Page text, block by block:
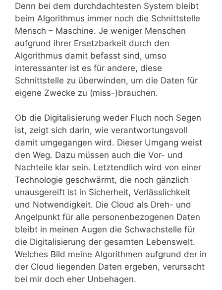
Denn bei dem durchdachtesten System bleibt
beim Algorithmus immer noch die Schnittstelle
Mensch – Maschine. Je weniger Menschen
aufgrund ihrer Ersetzbarkeit durch den
Algorithmus damit befasst sind, umso
interessanter ist es für andere, diese
Schnittstelle zu überwinden, um die Daten für
eigene Zwecke zu (miss-)brauchen.
Ob die Digitalisierung weder Fluch noch Segen
ist, zeigt sich darin, wie verantwortungsvoll
damit umgegangen wird. Dieser Umgang weist
den Weg. Dazu müssen auch die Vor- und
Nachteile klar sein. Letztendlich wird von einer
Technologie geschwärmt, die noch gänzlich
unausgereift ist in Sicherheit, Verlässlichkeit
und Notwendigkeit. Die Cloud als Dreh- und
Angelpunkt für alle personenbezogenen Daten
bleibt in meinen Augen die Schwachstelle für
die Digitalisierung der gesamten Lebenswelt.
Welches Bild meine Algorithmen aufgrund der in
der Cloud liegenden Daten ergeben, verursacht
bei mir doch eher Unbehagen.